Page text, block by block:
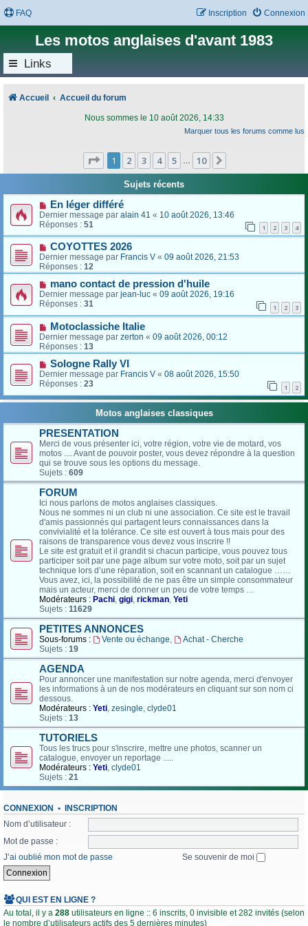
FAQ Connexion
Inscription
Les motos anglaises d'avant 1983
Links
Accueil Accueil du forum
Nous sommes le 10 août 2026, 14:33
Marquer tous les forums comme lus
Page 1sur
1 2 3 4 5 10
Sujets récents
En léger différé
Dernier message par alain 41 « 10 août 2026, 13:46
Réponses : 51 1 2 3 4
COYOTTES 2026
Dernier message par Francis V « 09 août 2026, 21:53
Réponses : 12
mano contact de pression d'huile
Dernier message par jean-luc « 09 août 2026, 19:16
Réponses : 31 1 2 3
Motoclassiche Italie
Dernier message par zerton « 09 août 2026, 00:12
Réponses : 13
Sologne Rally VI
Dernier message par Francis V « 08 août 2026, 15:50
Réponses : 23 1 2
Motos anglaises classiques
PRESENTATION
Merci de vous présenter ici, votre région, votre vie de motard, vos
motos .... Avant de pouvoir poster, vous devez répondre à la question
qui se trouve sous les options du message.
Sujets : 609
FORUM
Ici nous parlons de motos anglaises classiques.
Nous ne sommes ni un club ni une association. Ce site est le travail
d'amis passionnés qui partagent leurs connaissances dans la
convivialité et la tolérance. Ce site est ouvert à tous mais pour des
raisons de transparence vous devez vous inscrire !!
Le site est gratuit et il grandit si chacun participe, vous pouvez tous
participer soit par une page album sur votre moto, soit par un sujet
technique lors d’une réparation, soit en scannant un catalogue ……
Vous avez, ici, la possibilité de ne pas être un simple consommateur
mais un acteur, merci de donner un peu de votre temps …
Modérateurs : Pachi, gigi, rickman, Yeti
Sujets : 11629
PETITES ANNONCES
Sous-forums : Vente ou échange,
Achat - Cherche
Sujets : 19
AGENDA
Pour annoncer une manifestation sur notre agenda, merci d'envoyer
les informations à un de nos modérateurs en cliquant sur son nom ci
dessous.
Modérateurs : Yeti, zesingle, clyde01
Sujets : 13
TUTORIELS
Tous les trucs pour s'inscrire, mettre une photos, scanner un
catalogue, envoyer un reportage .....
Modérateurs : Yeti, clyde01
Sujets : 21
CONNEXION • INSCRIPTION
Nom d’utilisateur :
Mot de passe :
J’ai oublié mon mot de passe
Se souvenir de moi
QUI EST EN LIGNE ?
Au total, il y a 288 utilisateurs en ligne :: 6 inscrits, 0 invisible et 282 invités (selon
le nombre d’utilisateurs actifs des 5 dernières minutes)